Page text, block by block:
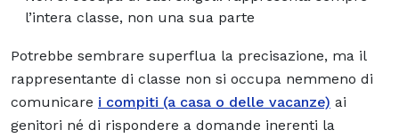
l’intera classe, non una sua parte
Potrebbe sembrare superflua la precisazione, ma il
rappresentante di classe non si occupa nemmeno di
comunicare i compiti (a casa o delle vacanze) ai
genitori né di rispondere a domande inerenti la